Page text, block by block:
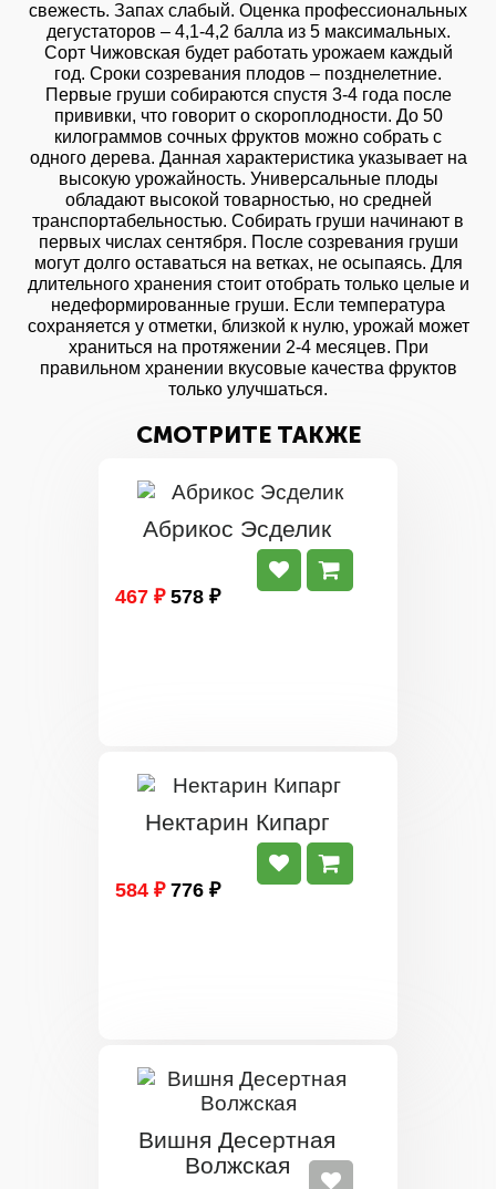
свежесть. Запах слабый. Оценка профессиональных
дегустаторов – 4,1-4,2 балла из 5 максимальных.
Сорт Чижовская будет работать урожаем каждый
год. Сроки созревания плодов – позднелетние.
Первые груши собираются спустя 3-4 года после
прививки, что говорит о скороплодности. До 50
килограммов сочных фруктов можно собрать с
одного дерева. Данная характеристика указывает на
высокую урожайность. Универсальные плоды
обладают высокой товарностью, но средней
транспортабельностью. Собирать груши начинают в
первых числах сентября. После созревания груши
могут долго оставаться на ветках, не осыпаясь. Для
длительного хранения стоит отобрать только целые и
недеформированные груши. Если температура
сохраняется у отметки, близкой к нулю, урожай может
храниться на протяжении 2-4 месяцев. При
правильном хранении вкусовые качества фруктов
только улучшаться.
СМОТРИТЕ ТАКЖЕ
Абрикос Эсделик
467 ₽ 578 ₽
Нектарин Кипарг
584 ₽ 776 ₽
Вишня Десертная
Волжская